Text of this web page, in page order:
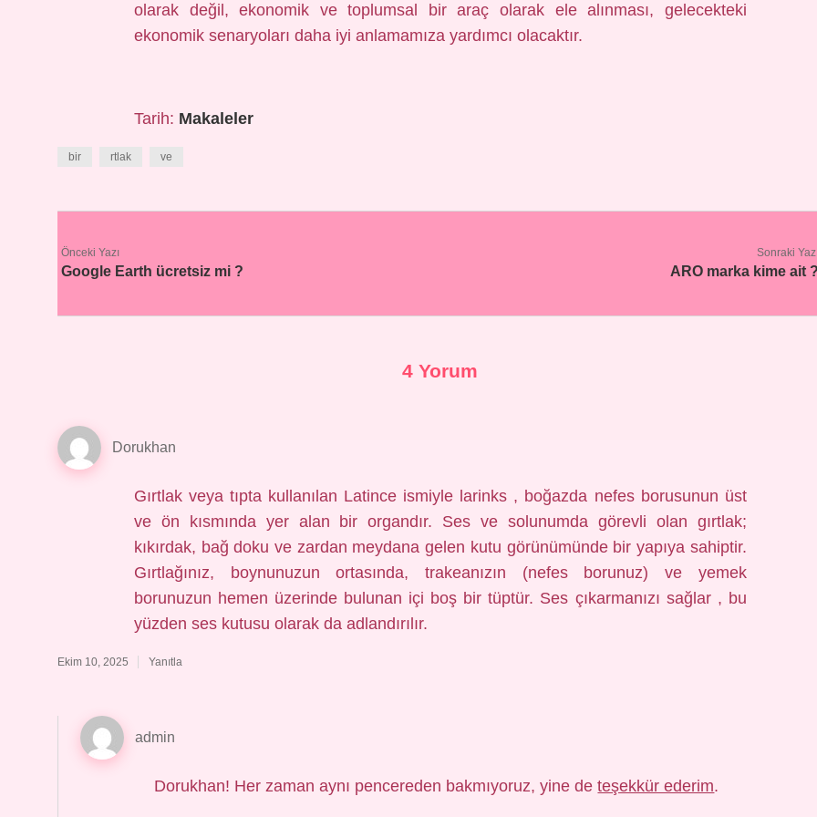
olarak değil, ekonomik ve toplumsal bir araç olarak ele alınması, gelecekteki
ekonomik senaryoları daha iyi anlamamıza yardımcı olacaktır.
Tarih: Makaleler
bir rtlak ve
Önceki Yazı
Google Earth ücretsiz mi ?
Sonraki
ARO marka kime ait
4 Yorum
Dorukhan
Gırtlak veya tıpta kullanılan Latince ismiyle larinks , boğazda nefes borusunun üst
ve ön kısmında yer alan bir organdır. Ses ve solunumda görevli olan gırtlak;
kıkırdak, bağ doku ve zardan meydana gelen kutu görünümünde bir yapıya sahiptir.
Gırtlağınız, boynunuzun ortasında, trakeanızın (nefes borunuz) ve yemek
borunuzun hemen üzerinde bulunan içi boş bir tüptür. Ses çıkarmanızı sağlar , bu
yüzden ses kutusu olarak da adlandırılır.
Ekim 10, 2025 Yanıtla
admin
Dorukhan! Her zaman aynı pencereden bakmıyoruz, yine deteşekkür ederim.